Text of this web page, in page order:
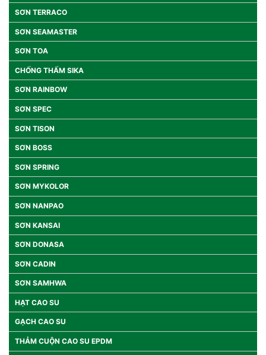
SƠN TERRACO
SƠN SEAMASTER
SƠN TOA
CHỐNG THẤM SIKA
SƠN RAINBOW
SƠN SPEC
SƠN TISON
SƠN BOSS
SƠN SPRING
SƠN MYKOLOR
SƠN NANPAO
SƠN KANSAI
SƠN DONASA
SƠN CADIN
SƠN SAMHWA
HẠT CAO SU
GẠCH CAO SU
THẢM CUỘN CAO SU EPDM